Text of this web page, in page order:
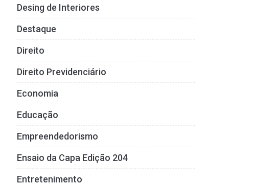
Desing de Interiores
Destaque
Direito
Direito Previdenciário
Economia
Educação
Empreendedorismo
Ensaio da Capa Edição 204
Entretenimento